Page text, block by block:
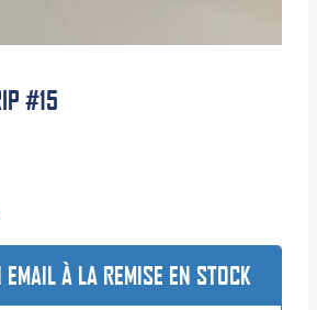
#15
EMAIL À LA REMISE EN STOCK